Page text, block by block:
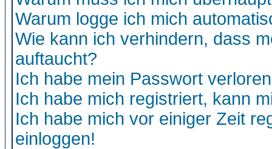
Warum logge ich mich
Wie kann ich verhindern, dass
auftaucht?
Ich habe mein Passwort
Ich habe mich registriert, kann
Ich habe mich vor einiger Zeit
einloggen!